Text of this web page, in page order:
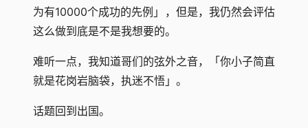
为有10000个成功的先例」，但是，我仍然会评估
这么做到底是不是我想要的。
难听一点，我知道哥们的弦外之音，「你小子简直
就是花岗岩脑袋，执迷不悟」。
话题回到出国。